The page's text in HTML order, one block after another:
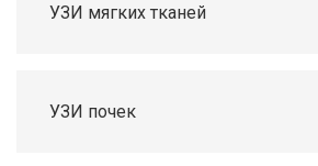
УЗИ мягких тканей
УЗИ почек